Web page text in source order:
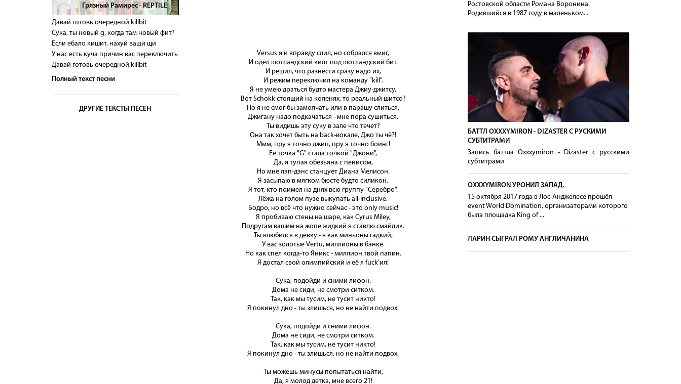
> Грязный Рамирес - REPTILE
Давай готовь очередной killbit
Сука, ты новый g, когда там новый фит?
Если ебало кишит, нахуй ваши щи
У нас есть куча причин вас переключить
Давай готовь очередной killbit
Полный текст песни
ДРУГИЕ ТЕКСТЫ ПЕСЕН
Versus я и вправду слил, но собрался вмиг,
И одел шотландский килт под шотландский бит.
И решил, что разнести сразу надо их,
И режим переключил на команду "kill".
Я не умею драться будто мастера Джиу-джитсу,
Вот Schokk стоящий на коленях, то реальный шитсо?
Но я не смог бы замолчать или в парашу слиться,
Джигану надо подкачаться - мне пора сушиться.
Ты видишь эту суку в зале что течет?
Она так хочет быть на back-вокале, Джо ты чё?!
Ммм, пру я точно джип, пру я точно боинг!
Её точка "G" стала точкой "Джони",
Да, я тупая обезьяна с пенисом,
Но мне лэп-дэнс станцует Диана Мелисон.
Я засыпаю в мягком бюсте будто силикон,
Я тот, кто поимел на днях всю группу "Серебро".
Лёжа на голом пузе выкупать all-inclusive.
Бодро, но всё что нужно сейчас - это only music!
Я пробиваю стены на шаре, как Cyrus Miley,
Подругам вашим на жопе жидкий я ставлю смайлик.
Ты влюбился в девку - я как миньоны гадкий,
У вас золотые Vertu, миллионы в банке.
Но как спел когда-то Яникс - миллион твой папин.
Я достал свой олимпийский и её я fuck'ил!
Сука, подойди и сними лифон.
Дома не сиди, не смотри ситком.
Так, как мы тусим, не тусит никто!
Я покинул дно - ты злишься, но не найти подвох.
Сука, подойди и сними лифон.
Дома не сиди, не смотри ситком.
Так, как мы тусим, не тусит никто!
Я покинул дно - ты злишься, но не найти подвох.
Ты можешь минусы попытаться найти,
Да, я молод детка, мне всего 21!
Ростовской области Романа Воронина.
Родившийся в 1987 году в маленьком...
БАТТЛ OXXXYMIRON - DIZASTER С РУСКИМИ
СУБТИТРАМИ
Запись баттла Oxxxymiron - Dizaster с русскими
субтитрами
OXXXYMIRON УРОНИЛ ЗАПАД.
15 октября 2017 года в Лос-Анджелесе прошёл
event World Domination, организаторами которого
была площадка King of ...
ЛАРИН СЫГРАЛ РОМУ АНГЛИЧАНИНА